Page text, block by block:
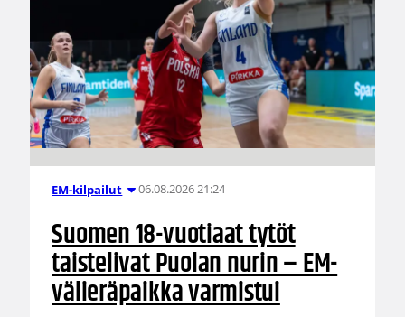
EM-kilpailut 06.08.2026 21:24
Suomen 18-vuotiaat tytöt
taistelivat Puolan nurin – EM-
välieräpaikka varmistui